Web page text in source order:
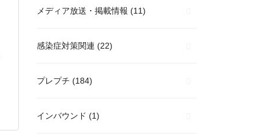
メディア放送・掲載情報 (11)
感染症対策関連 (22)
プレプチ (184)
インバウンド (1)